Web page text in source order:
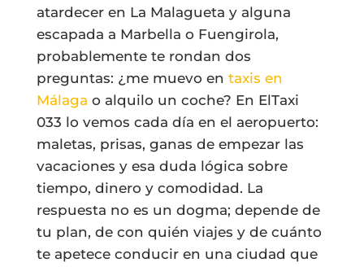
atardecer en La Malagueta y alguna
escapada a Marbella o Fuengirola,
probablemente te rondan dos
preguntas: ¿me muevo en taxis en
Málaga o alquilo un coche? En ElTaxi
033 lo vemos cada día en el aeropuerto:
maletas, prisas, ganas de empezar las
vacaciones y esa duda lógica sobre
tiempo, dinero y comodidad. La
respuesta no es un dogma; depende de
tu plan, de con quién viajes y de cuánto
te apetece conducir en una ciudad que